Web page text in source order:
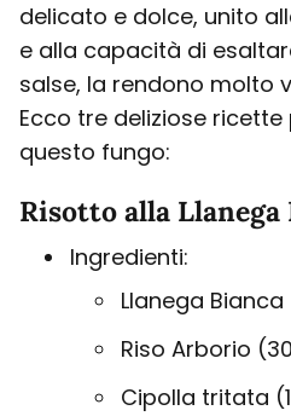
delicato e dolce, unito
e alla capacità di
salse, la rendono molto
Ecco tre deliziose
questo fungo:
Risotto alla Llanega
Ingredienti:
Llanega
Riso Arborio
Cipolla tritata